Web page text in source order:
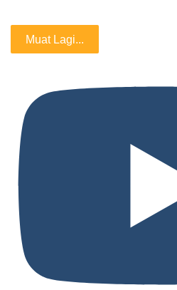
Muat Lagi...